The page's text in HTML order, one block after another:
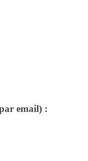
email) :